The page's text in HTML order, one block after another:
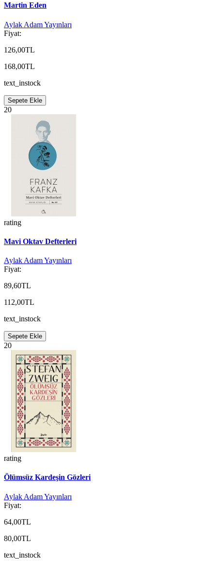
Martin Eden
Aylak Adam Yayınları
Fiyat:
126,00TL
168,00TL
text_instock
Sepete Ekle
20
rating
Mavi Oktav Defterleri
Aylak Adam Yayınları
Fiyat:
89,60TL
112,00TL
text_instock
Sepete Ekle
20
rating
Ölümsüz Kardeşin Gözleri
Aylak Adam Yayınları
Fiyat:
64,00TL
80,00TL
text_instock